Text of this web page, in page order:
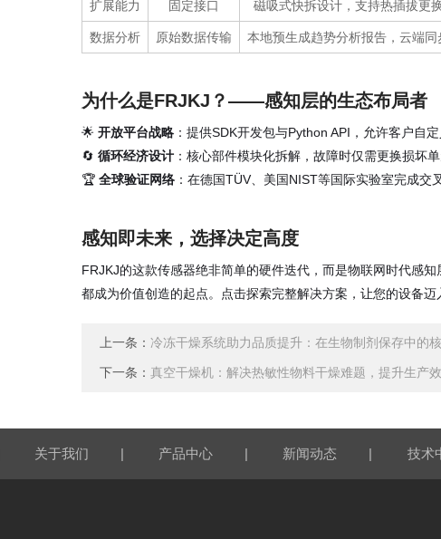
扩展能力 固定接口 磁吸式快拆设计，支持热插拔更
数据分析 原始数据传输 本地预生成趋势分析报告，云端同
为什么是FRJKJ？——感知层的生态布局者
🌟开放平台战略 ：提供SDK开发包与Python API，允许客户自
🔄循环经济设计 ：核心部件模块化拆解，故障时仅需更换损坏
🏆全球验证网络 ：在德国TÜV、美国NIST等国际实验室完成交
感知即未来，选择决定高度
FRJKJ的这款传感器绝非简单的硬件迭代，而是物联网时代感
都成为价值创造的起点。点击探索完整解决方案，让您的设备迈
上一条：冷冻干燥系统助力品质提升：在生物制剂保存中的
下一条：真空干燥机：解决热敏性物料干燥难题，提升生产
关于我们 | 产品中心 | 新闻动态 | 技术